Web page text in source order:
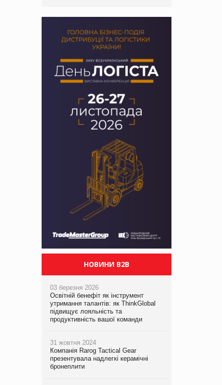
НОВИНИ B2B
03 березня 2026
Освітній бенефіт як інструмент
утримання талантів: як ThinkGlobal
підвищує лояльність та
продуктивність вашої команди
31 жовтня 2024
Компанія Rarog Tactical Gear
презентувала надлегкі керамічні
бронеплити